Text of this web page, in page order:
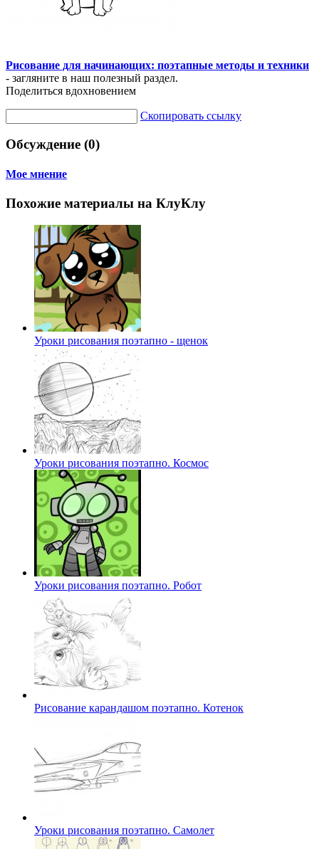
Рисование для начинающих: поэтапные методы и техники
- загляните в наш полезный раздел.
Поделиться вдохновением
Скопировать ссылку
Обсуждение (0)
Мое мнение
Похожие материалы на КлуКлу
Уроки рисования поэтапно - щенок
Уроки рисования поэтапно. Космос
Уроки рисования поэтапно. Робот
Рисование карандашом поэтапно. Котенок
Уроки рисования поэтапно. Самолет